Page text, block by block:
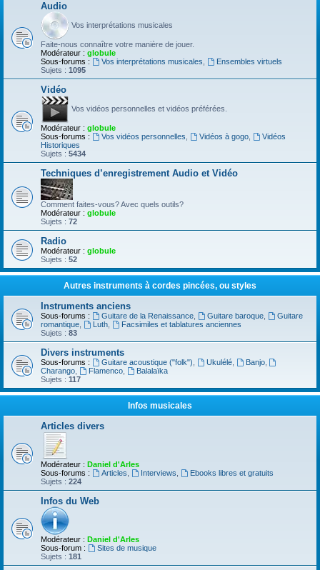
Audio
Vos interprétations musicales
Faite-nous connaître votre manière de jouer.
Modérateur : globule
Sous-forums :
Vos interprétations musicales
Ensembles virtuels
Sujets : 1095
Vidéo
Vos vidéos personnelles et vidéos préférées.
Modérateur : globule
Sous-forums :
Vos vidéos personnelles Vidéos à gogo,
Vidéos
Historiques
Sujets : 5434
Techniques d’enregistrement Audio et Vidéo
Comment faites-vous? Avec quels outils?
Modérateur : globule
Sujets : 72
Radio
Modérateur : globule
Sujets : 52
Autres instruments à cordes pincées, ou styles
Instruments anciens
Sous-forums : Guitare de la Renaissance, Guitare baroque,
Guitare
romantique
Luth,
Facsimiles et tablatures anciennes
Sujets : 83
Divers instruments
Sous-forums : Guitare acoustique ("folk") Ukulélé, Banjo,
Charango
Flamenco,
Balalaïka
Sujets : 117
Infos musicales
Articles divers
Modérateur : Daniel d'Arles
Sous-forums :
Articles Interviews
Ebooks libres et gratuits
Sujets : 224
Infos du Web
Modérateur : Daniel d'Arles
Sous-forum :
Sites de musique
Sujets : 181